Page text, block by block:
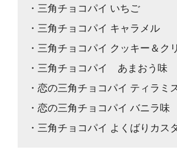
・三角チョコパイ いちご
・三角チョコパイ キャラメル
・三角チョコパイ クッキー＆ク
・三角チョコパイ あまおう味
・恋の三角チョコパイ ティラミ
・恋の三角チョコパイ バニラ味
・三角チョコパイ よくばりカス